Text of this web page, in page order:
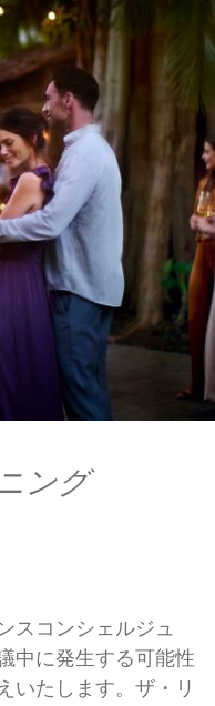
ング
スコンシェルジュ
中に発生する可能性
いたします。ザ・リ